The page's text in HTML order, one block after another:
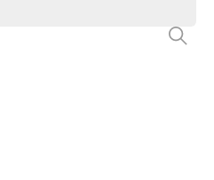
昔は「較正」を使っていま
、これ的確な言い方だと思
関係で「校正」を使わない